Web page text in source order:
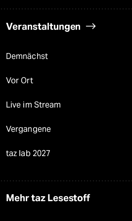
Veranstaltungen
Demnächst
Vor Ort
Live im Stream
Vergangene
taz lab 2027
Mehr taz Lesestoff